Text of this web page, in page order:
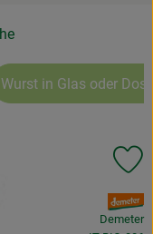
Wurst in Glas oder
, Verband:
Demeter